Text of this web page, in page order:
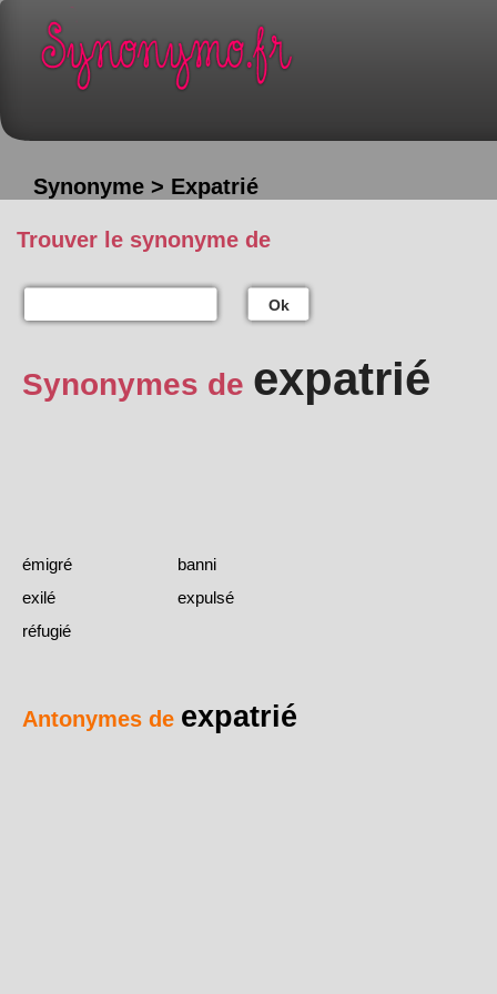
Synonyme > Expatrié
Trouver le synonyme de
Ok
Synonymes de expatrié
émigré
banni
exilé
expulsé
réfugié
Antonymes de expatrié